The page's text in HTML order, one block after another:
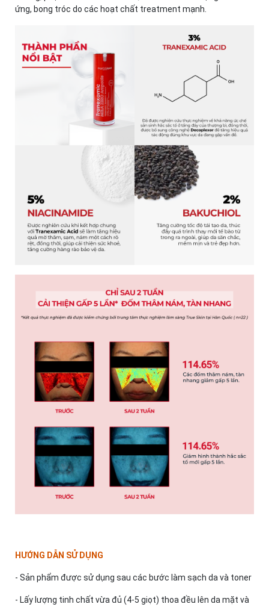
ứng, bong tróc do các hoạt chất treatment mạnh.
HƯỚNG DẪN SỬ DỤNG
- Sản phẩm được sử dụng sau các bước làm sạch da và toner
- Lấy lượng tinh chất vừa đủ (4-5 giọt) thoa đều lên da mặt và